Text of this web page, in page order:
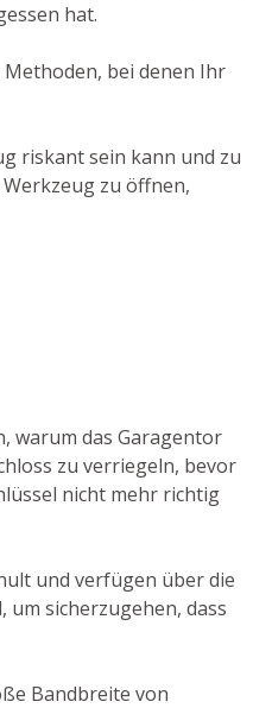
hat.
bei denen Ihr
riskant sein kann und zu
zu öffnen,
warum das Garagentor
zu verriegeln, bevor
nicht mehr richtig
und verfügen über die
sicherzugehen, dass
Bandbreite von